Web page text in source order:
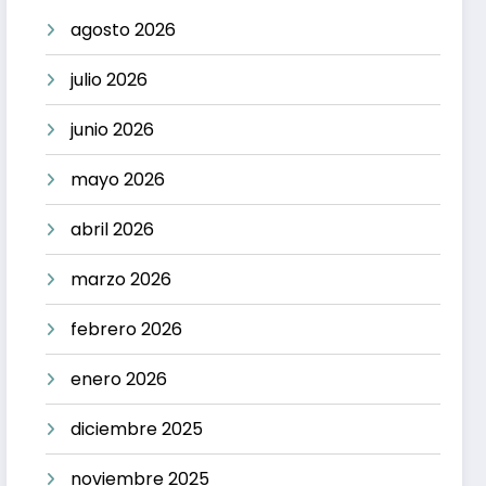
agosto 2026
julio 2026
junio 2026
mayo 2026
abril 2026
marzo 2026
febrero 2026
enero 2026
diciembre 2025
noviembre 2025